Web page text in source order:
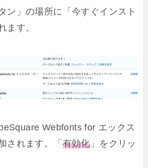
ン」の場所に「今すぐインスト
ます。
Webfonts for エックス
されます。「 有効化」をクリッ